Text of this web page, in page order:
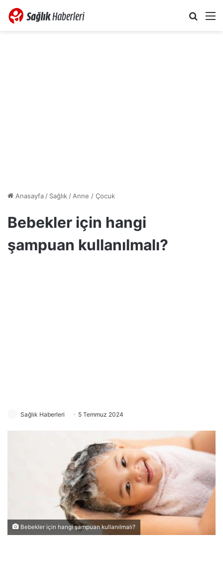
Anasayfa/ Sağlık/Anne / Çocuk
Bebekler için hangi
şampuan kullanılmalı?
Sağlık Haberleri 5 Temmuz 2024
Bebekler için hangi şampuan kullanılmalı?